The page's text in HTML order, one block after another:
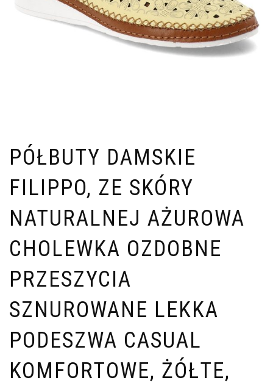
PÓŁBUTY DAMSKIE
FILIPPO, ZE SKÓRY
NATURALNEJ AŻUROWA
CHOLEWKA OZDOBNE
PRZESZYCIA
SZNUROWANE LEKKA
PODESZWA CASUAL
KOMFORTOWE, ŻÓŁTE,